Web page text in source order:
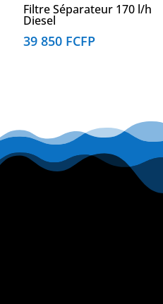
Filtre Séparateur 170 l/h
Diesel
39 850 FCFP